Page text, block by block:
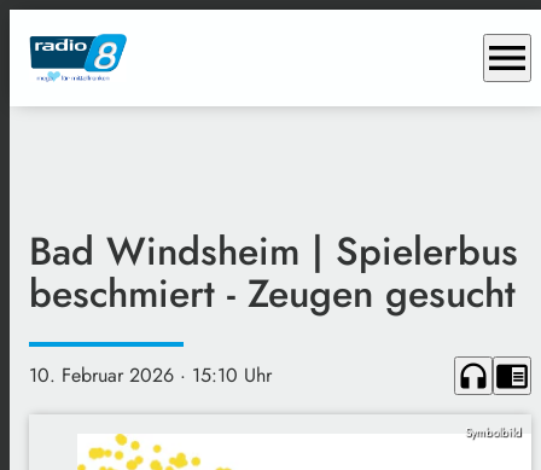
menu
Bad Windsheim | Spielerbus
beschmiert - Zeugen gesucht
10. Februar 2026 · 15:10 Uhr headphones chrome_reader_mode
Symbolbild